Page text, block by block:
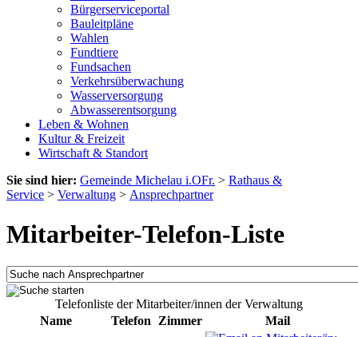
Bürgerserviceportal
Bauleitpläne
Wahlen
Fundtiere
Fundsachen
Verkehrsüberwachung
Wasserversorgung
Abwasserentsorgung
Leben & Wohnen
Kultur & Freizeit
Wirtschaft & Standort
Sie sind hier: Gemeinde Michelau i.OFr. > Rathaus &
Service > Verwaltung > Ansprechpartner
Mitarbeiter-Telefon-Liste
Telefonliste der Mitarbeiter/innen der Verwaltung
Name
Telefon Zimmer Mail